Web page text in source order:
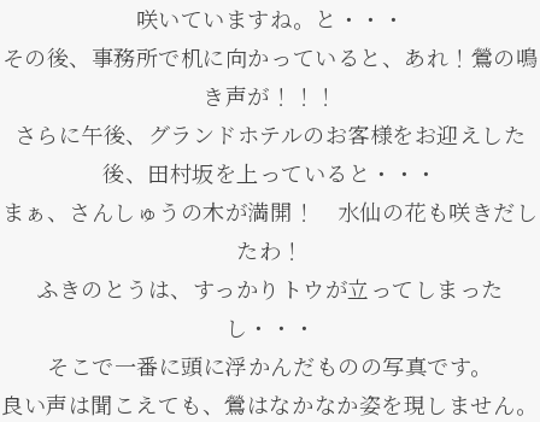
咲いていますね。と・・・
その後、事務所で机に向かっていると、あれ！鶯の鳴
き声が！！！
さらに午後、グランドホテルのお客様をお迎えした
後、田村坂を上っていると・・・
まぁ、さんしゅうの木が満開！ 水仙の花も咲きだし
たわ！
ふきのとうは、すっかりトウが立ってしまった
し・・・
そこで一番に頭に浮かんだものの写真です。
良い声は聞こえても、鶯はなかなか姿を現しません。